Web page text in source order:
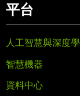
平台
人工智慧與深度
智慧機器
資料中心